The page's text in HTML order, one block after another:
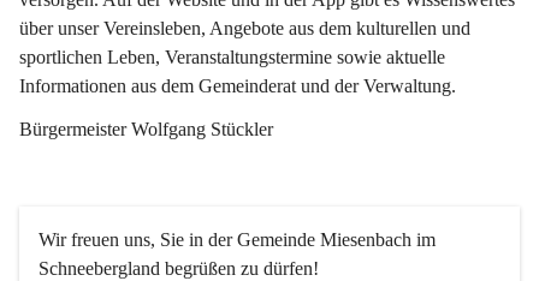
über unser Vereinsleben, Angebote aus dem kulturellen und
sportlichen Leben, Veranstaltungstermine sowie aktuelle
Informationen aus dem Gemeinderat und der Verwaltung.
Bürgermeister Wolfgang Stückler
Wir freuen uns, Sie in der Gemeinde Miesenbach im
Schneebergland begrüßen zu dürfen!